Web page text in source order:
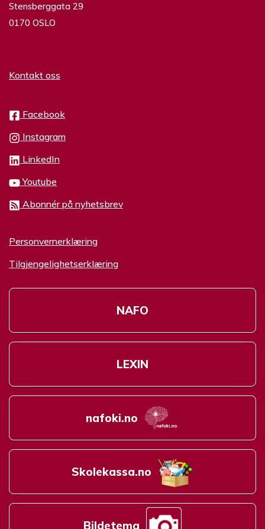
Stensberggata 29
0170 OSLO
Kontakt oss
Facebook
Instagram
LinkedIn
Youtube
Abonnér på nyhetsbrev
Personvernerklæring
Tilgjengelighetserklæring
NAFO
LEXIN
nafoki.no
Skolekassa.no
Bildetema